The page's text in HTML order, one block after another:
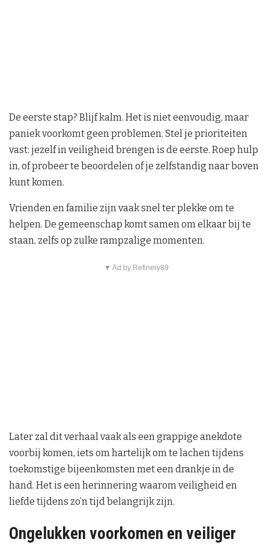
De eerste stap? Blijf kalm. Het is niet eenvoudig, maar
paniek voorkomt geen problemen. Stel je prioriteiten
vast: jezelf in veiligheid brengen is de eerste. Roep hulp
in, of probeer te beoordelen of je zelfstandig naar boven
kunt komen.
Vrienden en familie zijn vaak snel ter plekke om te
helpen. De gemeenschap komt samen om elkaar bij te
staan, zelfs op zulke rampzalige momenten.
▼ Ad by Refinery89
Later zal dit verhaal vaak als een grappige anekdote
voorbij komen, iets om hartelijk om te lachen tijdens
toekomstige bijeenkomsten met een drankje in de
hand. Het is een herinnering waarom veiligheid en
liefde tijdens zo’n tijd belangrijk zijn.
Ongelukken voorkomen en veiliger